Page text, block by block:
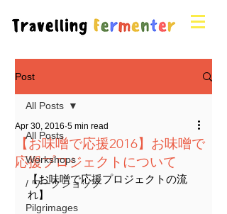
Post
All Posts
Workshops
/ ワークショップ
Pilgrimages
All Posts
【お味噌で応援2016】お味噌で
応援プロジェクトについて
Apr 30, 2016 5 min read
【お味噌で応援プロジェクトの流
れ】